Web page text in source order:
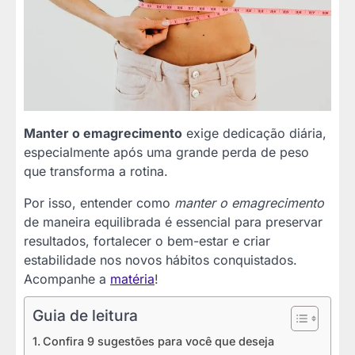
Manter o emagrecimento exige dedicação diária,
especialmente após uma grande perda de peso
que transforma a rotina.
Por isso, entender como manter o emagrecimento
de maneira equilibrada é essencial para preservar
resultados, fortalecer o bem-estar e criar
estabilidade nos novos hábitos conquistados.
Acompanhe a matéria!
Guia de leitura
Confira 9 sugestões para você que deseja